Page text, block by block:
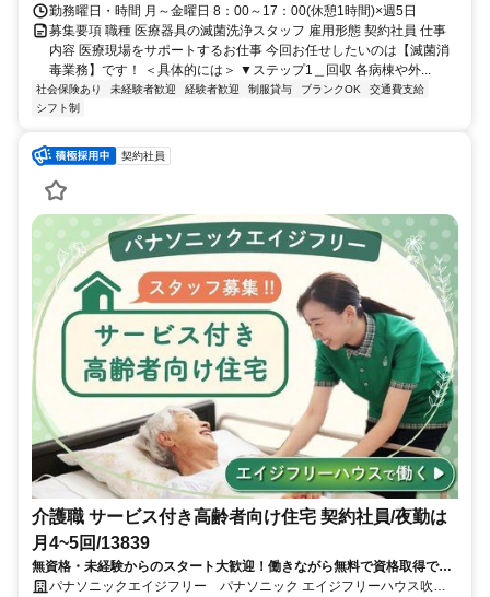
勤務曜日・時間 月～金曜日 8：00～17：00(休憩1時間)×週5日
募集要項 職種 医療器具の滅菌洗浄スタッフ 雇用形態 契約社員 仕事
内容 医療現場をサポートするお仕事 今回お任せしたいのは【滅菌消
毒業務】です！ ＜具体的には＞ ▼ステップ1＿回収 各病棟や外...
社会保険あり 未経験者歓迎 経験者歓迎 制服貸与 ブランクOK
交通費支給
シフト制
契約社員
介護職 サービス付き高齢者向け住宅 契約社員/夜勤は
月4~5回/13839
無資格・未経験からのスタート大歓迎！働きながら無料で資格取得でき
ます！正社員への登用制度もあります。充実した研修制度であなたのキ
パナソニックエイジフリー パナソニック エイジフリーハウス吹田